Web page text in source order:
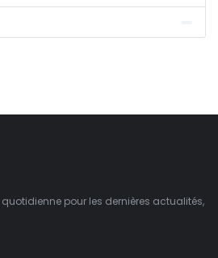
pour les dernières actualités,